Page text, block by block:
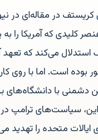
کریستف در مقاله‌ای در
کلیدی که آمریکا را
می‌کند که تعهد
بوده است. اما با روی
با دانشگاه‌های
سیاست‌های ترامپ
ایالات متحده را